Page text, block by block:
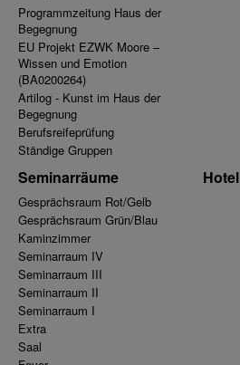
Programmzeitung Haus der
Begegnung
EU Projekt EZWK Moore –
Wissen und Emotion
(BA0200264)
Artilog - Kunst im Haus der
Begegnung
Berufsreifeprüfung
Ständige Gruppen
Seminarräume
Gesprächsraum Rot/Gelb
Gesprächsraum Grün/Blau
Kaminzimmer
Seminarraum IV
Seminarraum III
Seminarraum II
Seminarraum I
Extra
Saal
Hotel